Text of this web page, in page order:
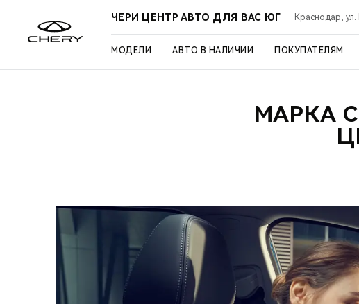
ЧЕРИ ЦЕНТР АВТО ДЛЯ ВАС ЮГ Краснодар, ул.
МОДЕЛИ АВТО В НАЛИЧИИ ПОКУПАТЕЛЯМ
МАРКА